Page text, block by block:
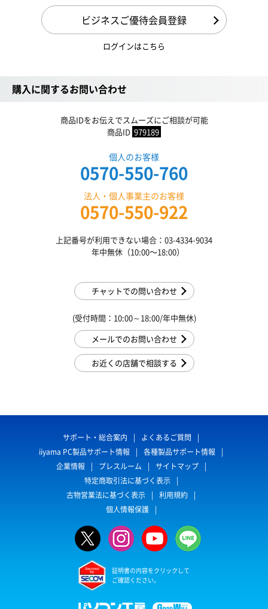
ビジネスご優待会員登録
ログインはこちら
購入に関するお問い合わせ
商品IDをお伝えでスムーズにご相談が可能
商品ID 979189
個人のお客様
0570-550-760
法人・個人事業主のお客様
0570-550-922
上記番号が利用できない場合：03-4334-9034
年中無休（10:00〜18:00）
チャットでの問い合わせ
(受付時間：10:00～18:00/年中無休)
メールでのお問い合わせ
お近くの店舗で相談する
サポート・総合案内
よくあるご質問
iiyama PC製品サポート情報
各種製品サポート情報
企業情報
プレスルーム
サイトマップ
特定商取引法に基づく表示
古物営業法に基づく表示
利用規約
個人情報保護
証明書の内容をクリックして
ご確認ください。